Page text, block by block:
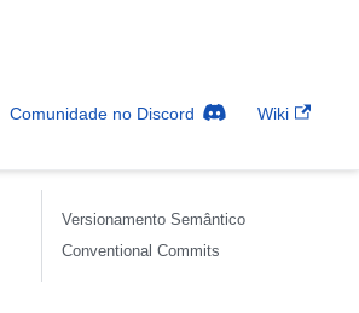
Comunidade no Discord Wiki
Versionamento Semântico
Conventional Commits